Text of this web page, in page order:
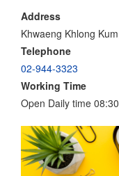
Address
Khwaeng Khlong
Telephone
02-944-3323
Working Time
Open Daily time